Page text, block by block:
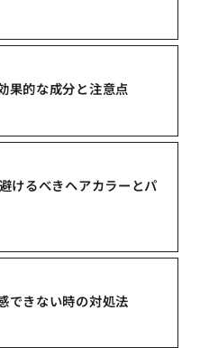
果的な成分と注意点
けるべきヘアカラーとパ
できない時の対処法